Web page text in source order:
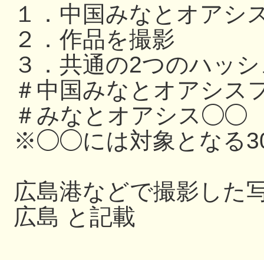
１．中国みなとオアシ
２．作品を撮影
３．共通の2つのハッ
＃中国みなとオアシス
＃みなとオアシス◯◯
※◯◯には対象となる
広島港などで撮影した
広島 と記載